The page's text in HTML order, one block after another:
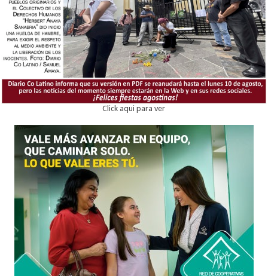
Click aqui para ver